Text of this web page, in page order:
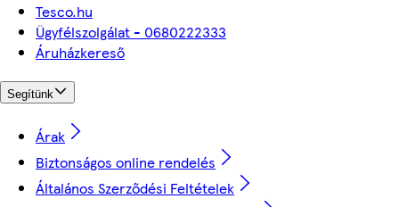
Tesco.hu
Ügyfélszolgálat - 0680222333
Áruházkereső
Segítünk
Árak
Biztonságos online rendelés
Általános Szerződési Feltételek